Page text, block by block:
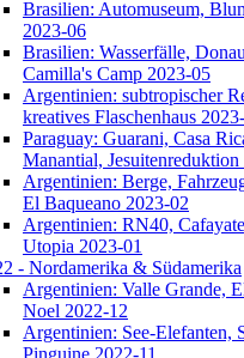
Brasilien: Automuseum,
2023-06
Brasilien: Wasserfälle,
Camilla's Camp 2023-05
Argentinien: subtropischer
kreatives Flaschenhaus
Paraguay: Guarani, Casa
Manantial,
Argentinien: Berge,
El Baqueano 2023-02
Argentinien: RN40,
Utopia 2023-01
- Nordamerika & Südamerika
Argentinien: Valle Grande,
Noel 2022-12
Argentinien: See-Elefanten,
Pinguine 2022-11